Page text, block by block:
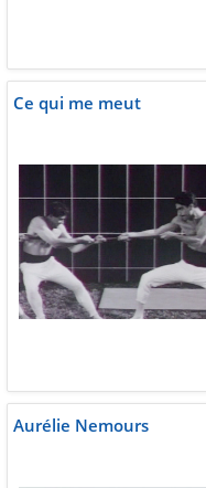
Ce qui me meut
Aurélie Nemours